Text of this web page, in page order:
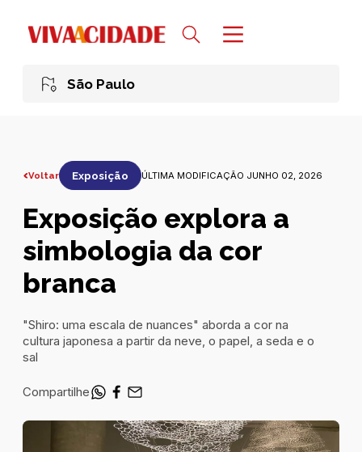
São Paulo
Voltar Exposição ÚLTIMA MODIFICAÇÃO JUNHO 02, 2026
Exposição explora a
simbologia da cor
branca
"Shiro: uma escala de nuances" aborda a cor na
cultura japonesa a partir da neve, o papel, a seda e o
sal
Compartilhe